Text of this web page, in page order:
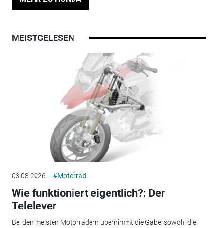
MEISTGELESEN
03.08.2026 #Motorrad
Wie funktioniert eigentlich?: Der
Telelever
Bei den meisten Motorrädern übernimmt die Gabel sowohl die